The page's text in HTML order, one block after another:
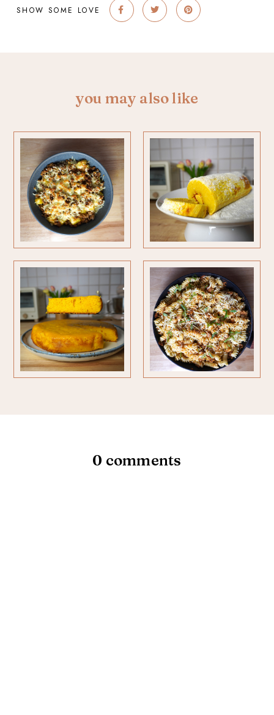
SHOW SOME LOVE
you may also like
0 comments